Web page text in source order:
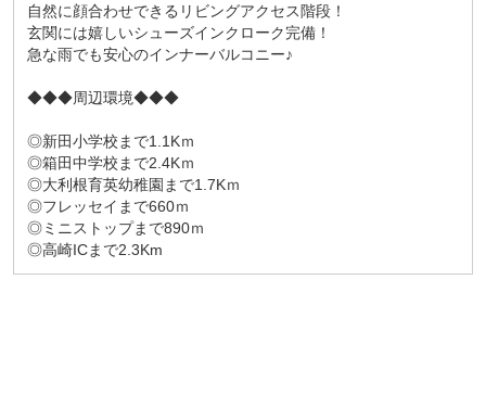
自然に顔合わせできるリビングアクセス階段！
玄関には嬉しいシューズインクローク完備！
急な雨でも安心のインナーバルコニー♪
◆◆◆周辺環境◆◆◆
◎新田小学校まで1.1Kｍ
◎箱田中学校まで2.4Kｍ
◎大利根育英幼稚園まで1.7Kｍ
◎フレッセイまで660ｍ
◎ミニストップまで890ｍ
◎高崎ICまで2.3Km